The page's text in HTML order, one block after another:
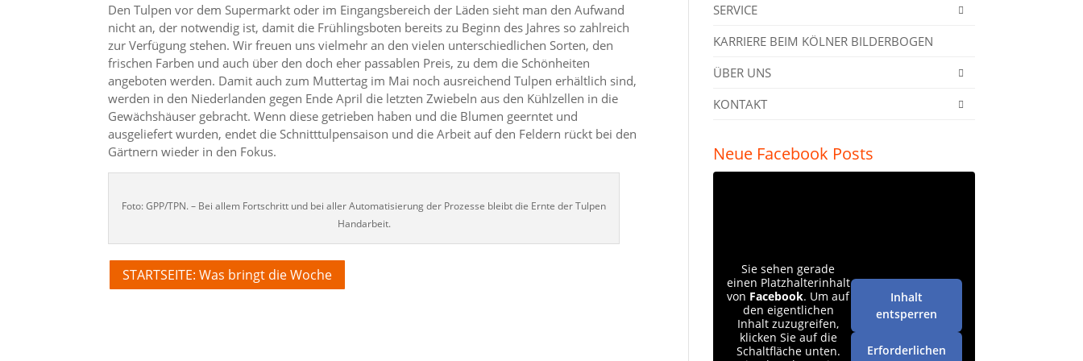
Den Tulpen vor dem Supermarkt oder im Eingangsbereich der Läden sieht man den Aufwand
nicht an, der notwendig ist, damit die Frühlingsboten bereits zu Beginn des Jahres so zahlreich
zur Verfügung stehen. Wir freuen uns vielmehr an den vielen unterschiedlichen Sorten, den
frischen Farben und auch über den doch eher passablen Preis, zu dem die Schönheiten
angeboten werden. Damit auch zum Muttertag im Mai noch ausreichend Tulpen erhältlich sind,
werden in den Niederlanden gegen Ende April die letzten Zwiebeln aus den Kühlzellen in die
Gewächshäuser gebracht. Wenn diese getrieben haben und die Blumen geerntet und
ausgeliefert wurden, endet die Schnitttulpensaison und die Arbeit auf den Feldern rückt bei den
Gärtnern wieder in den Fokus.
Foto: GPP/TPN. – Bei allem Fortschritt und bei aller Automatisierung der Prozesse bleibt die Ernte der Tulpen
Handarbeit.
STARTSEITE: Was bringt die Woche
SERVICE
KARRIERE BEIM KÖLNER BILDERBOGEN
ÜBER UNS
KONTAKT
Neue Facebook Posts
Sie sehen gerade
einen Platzhalterinhalt
von Facebook. Um auf
den eigentlichen
Inhalt zuzugreifen,
klicken Sie auf die
Schaltfläche unten.
Inhalt
entsperren
Erforderlichen